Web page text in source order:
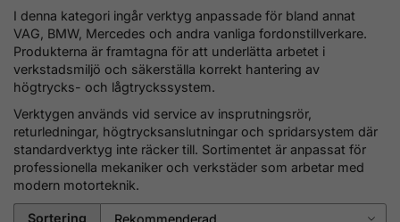
I denna kategori ingår verktyg anpassade för bland annat
VAG, BMW, Mercedes och andra vanliga fordonstillverkare.
Produkterna är framtagna för att underlätta arbetet i
verkstadsmiljö och säkerställa korrekt hantering av
högtrycks- och lågtryckssystem.
Verktygen används vid service av insprutningsrör,
returledningar, högtrycksanslutningar och spridarsystem där
standardverktyg inte räcker till. Sortimentet är anpassat för
professionella mekaniker och verkstäder som arbetar med
modern motorteknik.
Sortering